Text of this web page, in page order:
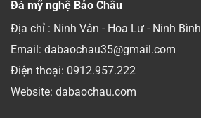
Đá mỹ nghệ Bảo Châu
Địa chỉ : Ninh Vân - Hoa Lư - Ninh Bình
Email: dabaochau35@gmail.com
Điện thoại: 0912.957.222
Website: dabaochau.com